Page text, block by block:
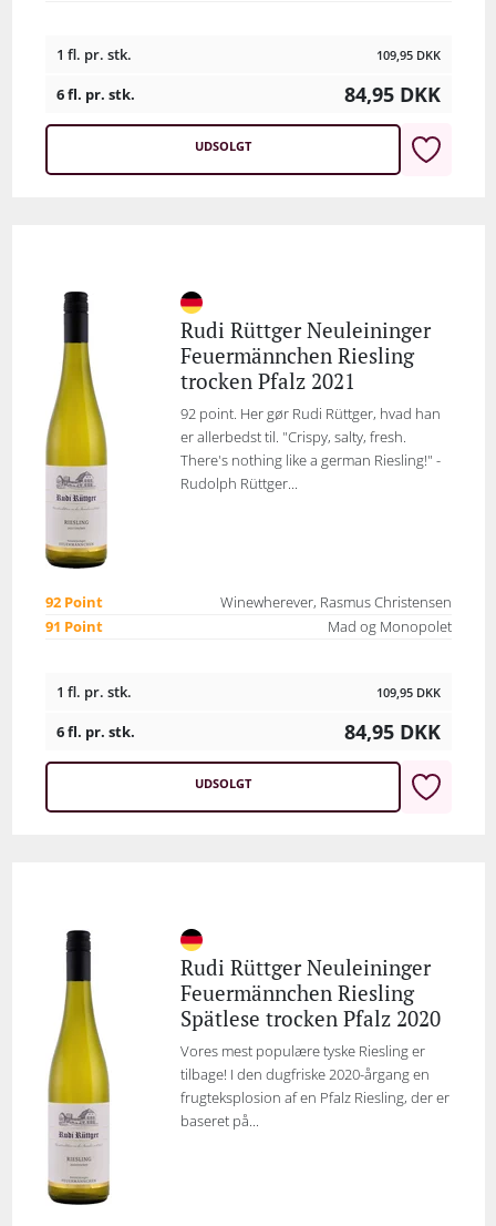
1 fl. pr. stk. 109,95 DKK
6 fl. pr. stk. 84,95 DKK
UDSOLGT
Rudi Rüttger Neuleininger
Feuermännchen Riesling
trocken Pfalz 2021
92 point. Her gør Rudi Rüttger, hvad han
er allerbedst til. "Crispy, salty, fresh.
There's nothing like a german Riesling!" -
Rudolph Rüttger...
92 Point
Winewherever, Rasmus Christensen
91 Point
Mad og Monopolet
1 fl. pr. stk. 109,95 DKK
6 fl. pr. stk. 84,95 DKK
UDSOLGT
Rudi Rüttger Neuleininger
Feuermännchen Riesling
Spätlese trocken Pfalz 2020
Vores mest populære tyske Riesling er
tilbage! I den dugfriske 2020-årgang en
frugteksplosion af en Pfalz Riesling, der er
baseret på...